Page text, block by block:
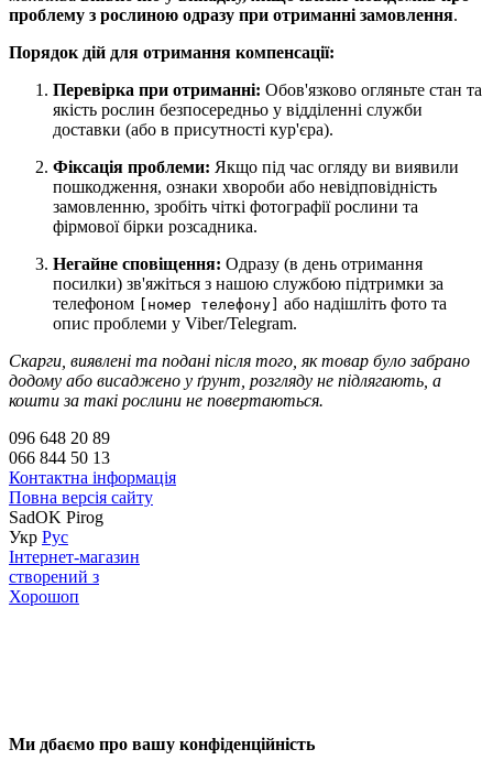
проблему з рослиною одразу при отриманні замовлення.
Порядок дій для отримання компенсації:
Перевірка при отриманні: Обов'язково огляньте стан та
якість рослин безпосередньо у відділенні служби
доставки (або в присутності кур'єра).
Фіксація проблеми: Якщо під час огляду ви виявили
пошкодження, ознаки хвороби або невідповідність
замовленню, зробіть чіткі фотографії рослини та
фірмової бірки розсадника.
Негайне сповіщення: Одразу (в день отримання
посилки) зв'яжіться з нашою службою підтримки за
телефоном
[номер телефону]
або надішліть фото та
опис проблеми у Viber/Telegram.
Скарги, виявлені та подані після того, як товар було забрано
додому або висаджено у ґрунт, розгляду не підлягають, а
кошти за такі рослини не повертаються.
096 648 20 89
066 844 50 13
Контактна інформація
Повна версія сайту
SadOK Pirog
Укр Рус
Інтернет-магазин
створений з
Хорошоп
Ми дбаємо про вашу конфіденційність